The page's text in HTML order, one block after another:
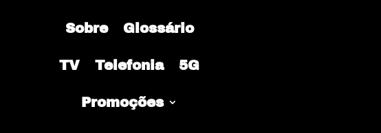
Sobre Glossário
TV Telefonia 5G
Promoções